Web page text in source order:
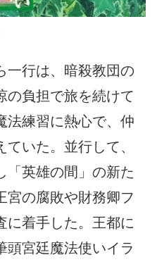
一行は、暗殺教団の
の負担で旅を続けて
法練習に熱心で、仲
いた。並行して、
「英雄の間」の新た
宮の腐敗や財務卿フ
に着手した。王都に
頭宮廷魔法使いイラ